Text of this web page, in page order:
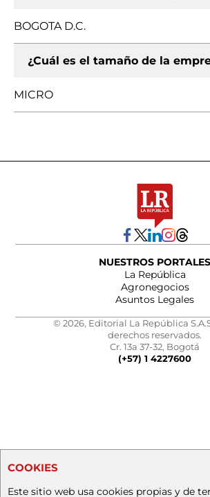
BOGOTA D.C.
¿Cuál es el tamaño de la
MICRO
NUESTROS PORTALES
La República
Agronegocios
Asuntos Legales
© 2026, Editorial La República
derechos reservados.
Cr. 13a 37-32, Bogotá
(+57) 1 4227600
COOKIES
Este sitio web usa cookies propias y de